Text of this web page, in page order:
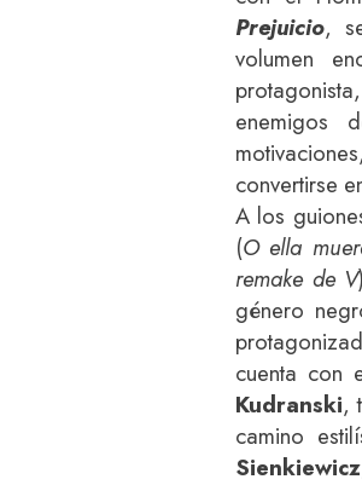
Prejuicio,
volumen
enemigos
convertirse
A los
(O ella
remake de V
género
cuenta con
Kudranski,
camino
Sienkiewicz